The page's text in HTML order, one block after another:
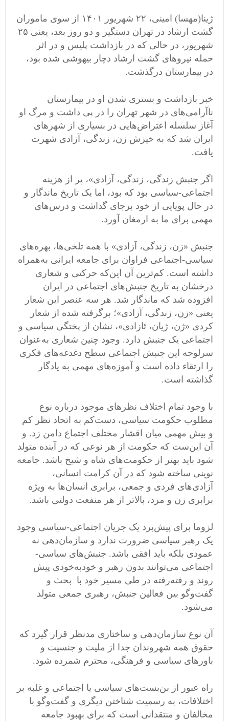
ژینا‌(مهسا) امینی، ۲۲ شهریور ۱۴۰۱ از سوی ماموران
گشت ارشاد در تهران دستگیر و دو روز بعد، یعنی ۲۵
شهریور، در حالی که در بازداشت پلیس و در اثر
حمله نیروهای گشت ارشاد دچار بیهوشی شده بود،
در بیمارستان درگذشت.
خبر بازداشت و بستری شدن او در بیمارستان
ناآرامی‌های در شهر تهران را در پی داشت و مرگ او
آغاز سلسله اعتراض‌هایی در بسیاری از شهرهای
ایران شد که به خیزش زن، زندگی، آزادی شهرت
یافت.
اگر جنبش زندگی، زندگی، آزادی»، پر از هزینه
اجتماعی-سیاسی بود که بود، اما یک تاریخ ماندگار و
در حال پویایی از خود برجای گذاشت و درس‌های
مهمی برای ما به ارمغان آورد.
جنبش «زن‌، زندگی، آزادی» با همه تلخی‌ها، بهره‌های
سیاسی-اجتماعی فراوان برای جامعه ایرانی به‌همراه
داشته است. کم‌ترین آن این‌که حرکتی و شعاری
درخشان به تاریخ جنبش‌های اجتماعی در ایران
افزوده شد که ماندگار شد. هر سه عنصر این شعار
یعنی «زن، زندگی، آزادی»؛ برگرفته شده از شعار
کردی «ژن، ژیان، ئازادی»، نشان از پختگی سیاسی و
اجتماعی یک جنبش دارد. وجود چنین شعاری به‌عنوان
سرلوحه این جنبش اجتماعی سطح دغدغه‌های فکری
را ارتقاء داده است و آموزه‌‌های مهمی به یادگار
گذاشته است.
با وجود تمام اختلاف نظر‌های موجود درباره نوع
مطلوب حکومت سیاسی، دست‌کم به اتحاد نظر کم
و بیش مهمی میان اقشار مختلف اجتماع دامن زد. و
آن این‌ست که حکومت از هر نوعی که در آینده متولد
شود باید بهتر از حکومت‌های شاه و شیخ باشد. جامعه
نوینی ساخته شود که در آن کرامت انسانی،
آزادی‌های فردی و جمعی، برابری انسان‌ها به ویژه
برابری زن و مرد، بالاتر از هر منفعت دولتی باشد.
لزوما برای پیش‌برد یک جریان اجتماعی-سیاسی وجود
یک رهبر سیاسی ضرورت ندارد و سازمان‌دهی نه
عمودی بلکه باید افقی باشد. جنبش‌های سیاسی-
اجتماعی می‌توانند بدون رهبر و خودبه‌خودی پیش
روند و رفته‌رفته در طی مسیر خود با بحث و
گفت‌و‌گو بین فعالین جنبش، رهبری جمعی متولد
می‌شود.
آن نوع سازمان‌دهی و ساختاری مدنظر قرار گیرد که
حقوق همه شهروندان جدا از ملیت و جنسیت و
باورهای سیاسی و فرهنگی، محترم شمرده ‌شود.
راه عبور از بن‌بست‌های سیاسی یا اجتماعی و غلبه بر
اختلافات، به رسمیت شناختن دیگری و گفت‌و‌گو با
مخالفان و منتقدانی است که برای بهبود جامعه